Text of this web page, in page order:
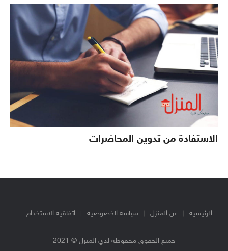
الاستفادة من تدوين المحاضرات
الرئيسيه عن المنزل سياسة الخصوصية اتفاقية الاستخدام
جميع الحقوق محفوظه لدي المنزل © 2021